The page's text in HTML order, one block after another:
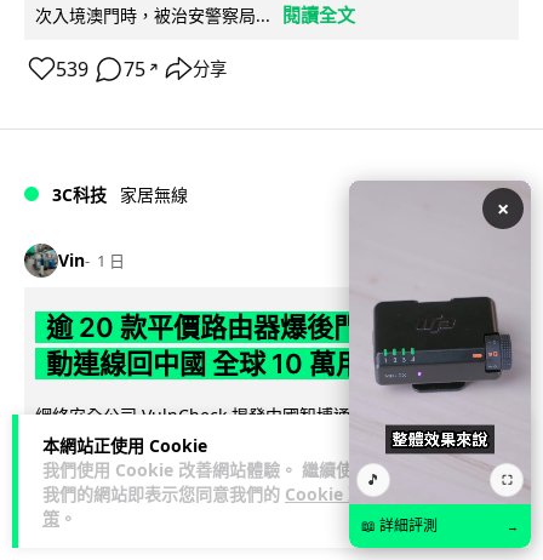
本網站正使用 Cookie
我們使用 Cookie 改善網站體驗。 繼續使用
我們的網站即表示您同意我們的 Cookie 政
策 。
次入境澳門時，被治安警察局...
閱讀全文
539 75 ↗ 分享
3C科技 家居無線
Vin 1 日
逾 20 款平價路由器爆後門 每 35 秒自
動連線回中國 全球 10 萬用家私隱堪憂
網絡安全公司 VulnCheck 揭發中國智博通電子（Zbtlink）生產
的 20 多款路由器內置後門程式「Endlessdoors」（無盡... 閱
讀全文
969
×
🎵 ⛶
📖 詳細評測 →